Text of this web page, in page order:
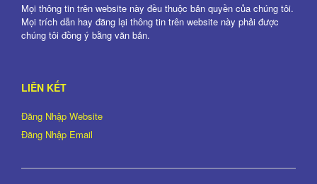
Mọi thông tin trên website này đều thuộc bản quyền của chúng tôi.
Mọi trích dẫn hay đăng lại thông tin trên website này phải được
chúng tôi đồng ý bằng văn bản.
LIÊN KẾT
Đăng Nhập Website
Đăng Nhập Email